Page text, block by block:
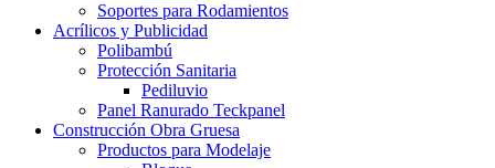
Soportes para Rodamientos
Acrílicos y Publicidad
Polibambú
Protección Sanitaria
Pediluvio
Panel Ranurado Teckpanel
Construcción Obra Gruesa
Productos para Modelaje